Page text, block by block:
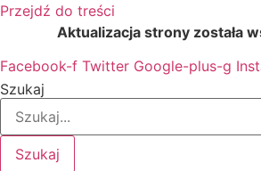
Przejdź do treści
Aktualizacja strony została
Facebook-f Twitter Google-plus-g
Szukaj
Szukaj